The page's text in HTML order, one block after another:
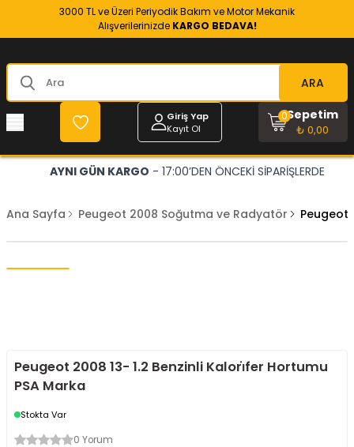
3000 TL ve Üzeri Periyodik Bakım ve Motor Mekanik
Alışverilerinizde KARGO BEDAVA!
ARA
Giriş Yap
Kayıt Ol
Sepetim
₺ 0,00
0
AYNI GÜN KARGO - 17:00’DEN ÖNCEKİ SİPARİŞLERDE
Ana Sayfa Peugeot 2008 Soğutma ve Radyatör Peugeot
Peugeot 2008 13- 1.2 Benzinli Kalori̇fer Hortumu
PSA Marka
Stokta Var
0 Yorum